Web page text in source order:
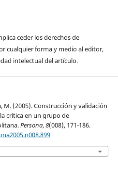
ceder los derechos de
cualquier forma y medio al editor,
intelectual del artículo.
M. (2005). Construcción y validación
crítica en un grupo de
Persona,8(008), 171-186.